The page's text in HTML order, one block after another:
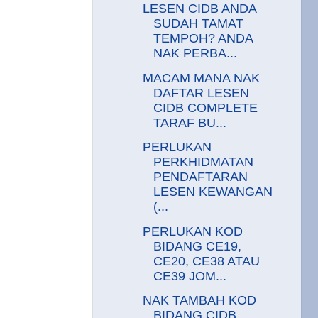
LESEN CIDB ANDA
SUDAH TAMAT
TEMPOH? ANDA
NAK PERBA...
MACAM MANA NAK
DAFTAR LESEN
CIDB COMPLETE
TARAF BU...
PERLUKAN
PERKHIDMATAN
PENDAFTARAN
LESEN KEWANGAN
(...
PERLUKAN KOD
BIDANG CE19,
CE20, CE38 ATAU
CE39 JOM...
NAK TAMBAH KOD